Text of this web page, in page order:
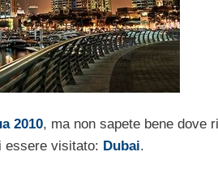
2010, ma non sapete bene dove
essere visitato: Dubai.